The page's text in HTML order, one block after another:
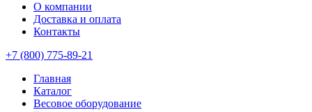
О компании
Доставка и оплата
Контакты
+7 (800) 775-89-21
Главная
Каталог
Весовое оборудование